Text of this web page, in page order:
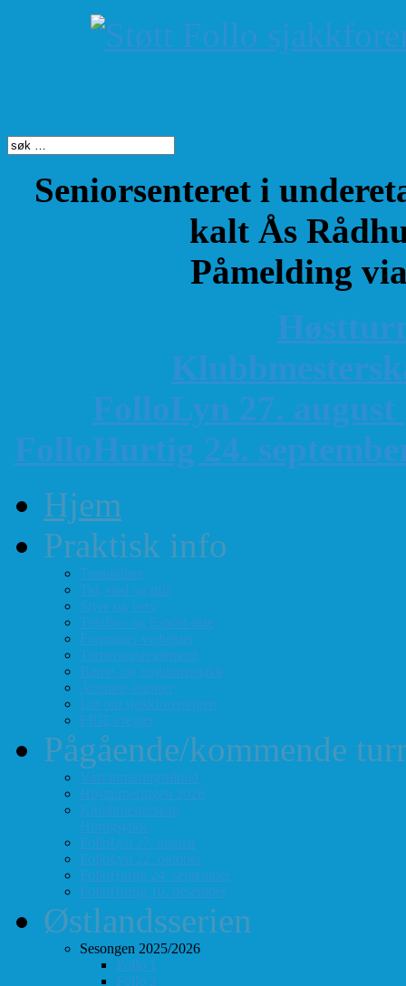
Seniorsenteret i
kalt Ås
Påmelding
K
FolloLyn 27. august
FolloHurtig 24.
Hjem
Praktisk info
Terminliste
Tid, sted og pris
Styre og verv
Telefon- og E-post-liste
Forenings-vedtekter
Turneringsreglement
Barne- og ungdomssjakk
Årsmøte-papirer
Litt om sjakkforeningen
FIDEs regler
Pågående/kommende
Vårt turneringstilbud
Høstturneringen 2026
Klubbmesterskap
Hurtigsjakk
FolloLyn 27. august
FolloLyn 22. oktober
FolloHurtig 24. september
FolloHurtig 10. desember
Østlandsserien
Sesongen 2025/2026
Follo 1
Follo 2